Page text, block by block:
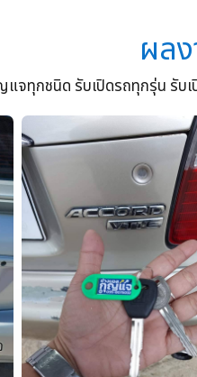
ผล
ทุกชนิด รับเปิดรถทุกรุ่น รับ